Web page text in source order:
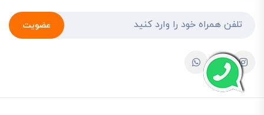
عضویت